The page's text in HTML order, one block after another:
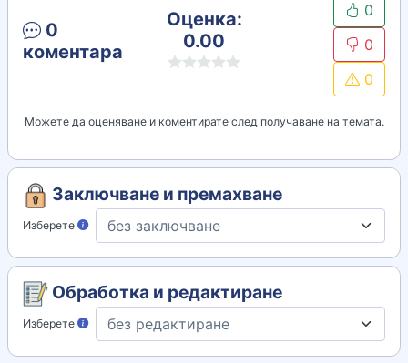
0
коментара
Оценка:
0.00
0
0
0
Можете да оценяване и коментирате след получаване на темата.
Заключване и премахване
Изберете
Обработка и редактиране
Изберете